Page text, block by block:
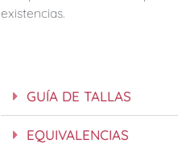
existencias.
GUÍA DE TALLAS
EQUIVALENCIAS